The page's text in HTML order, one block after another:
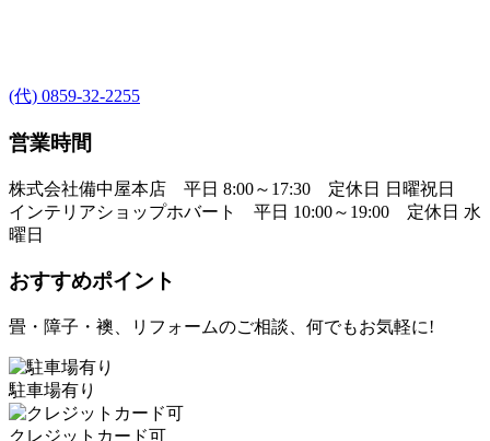
(代) 0859-32-2255
営業時間
株式会社備中屋本店 平日 8:00～17:30 定休日 日曜祝日
インテリアショップホバート 平日 10:00～19:00 定休日 水
曜日
おすすめポイント
畳・障子・襖、リフォームのご相談、何でもお気軽に!
駐車場有り
クレジットカード可